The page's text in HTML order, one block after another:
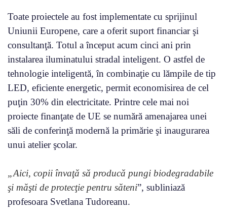
Toate proiectele au fost implementate cu sprijinul
Uniunii Europene, care a oferit suport financiar şi
consultanţă. Totul a început acum cinci ani prin
instalarea iluminatului stradal inteligent. O astfel de
tehnologie inteligentă, în combinaţie cu lămpile de tip
LED, eficiente energetic, permit economisirea de cel
puţin 30% din electricitate. Printre cele mai noi
proiecte finanţate de UE se numără amenajarea unei
săli de conferinţă modernă la primărie şi inaugurarea
unui atelier şcolar.
„Aici, copii învaţă să producă pungi biodegradabile
şi măşti de protecţie pentru săteni”, subliniază
profesoara Svetlana Tudoreanu.